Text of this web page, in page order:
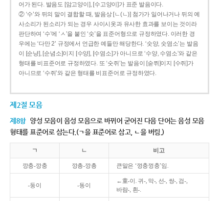
어가 된다. 발음도 [암고양이], [수고양이]가 표준 발음이다.
② ‘수’와 뒤의 말이 결합할 때, 발음상 [ㄴ(ㄴ)] 첨가가 일어나거나 뒤의 예
사소리가 된소리가 되는 경우 사이시옷과 유사한 효과를 보이는 것이라
판단하여 ‘수’에 ‘ㅅ’을 붙인 ‘숫’을 표준어형으로 규정하였다. 이러한 경
우에는 ‘다만 2’ 규정에서 언급한 예들만 해당한다. ‘숫양, 숫염소’는 발음
이 [순냥], [순념소]이지 [수양], [수염소]가 아니므로 ‘수양, 수염소’와 같은
형태를 비표준어로 규정하였다. 또 ‘숫쥐’는 발음이 [숟쮜]이지 [수쥐]가
아니므로 ‘수쥐’와 같은 형태를 비표준어로 규정하였다.
제2절 모음
제8항 양성 모음이 음성 모음으로 바뀌어 굳어진 다음 단어는 음성 모음
형태를 표준어로 삼는다.(ㄱ을 표준어로 삼고, ㄴ을 버림.)
ㄱ ㄴ 비고
깡충-깡충 깡총-깡총 큰말은 ‘껑충껑충’임.
-둥이 -동이
←童-이. 귀-, 막-, 선-, 쌍-, 검-,
바람-, 흰-.